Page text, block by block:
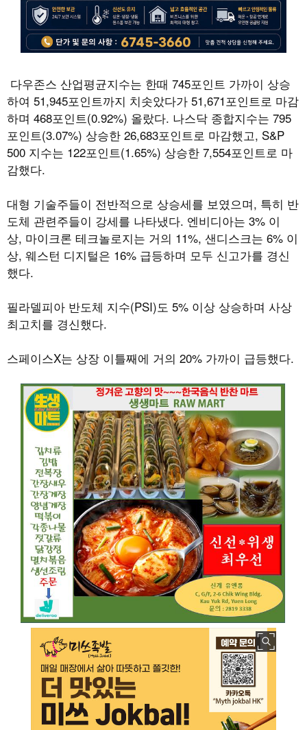
다우존스 산업평균지수는 한때 745포인트 가까이 상승
하여 51,945포인트까지 치솟았다가 51,671포인트로 마감
하며 468포인트(0.92%) 올랐다. 나스닥 종합지수는 795
포인트(3.07%) 상승한 26,683포인트로 마감했고, S&P
500 지수는 122포인트(1.65%) 상승한 7,554포인트로 마
감했다.
대형 기술주들이 전반적으로 상승세를 보였으며, 특히 반
도체 관련주들이 강세를 나타냈다. 엔비디아는 3% 이
상, 마이크론 테크놀로지는 거의 11%, 샌디스크는 6% 이
상, 웨스턴 디지털은 16% 급등하며 모두 신고가를 경신
했다.
필라델피아 반도체 지수(PSI)도 5% 이상 상승하며 사상
최고치를 경신했다.
스페이스X는 상장 이틀째에 거의 20% 가까이 급등했다.